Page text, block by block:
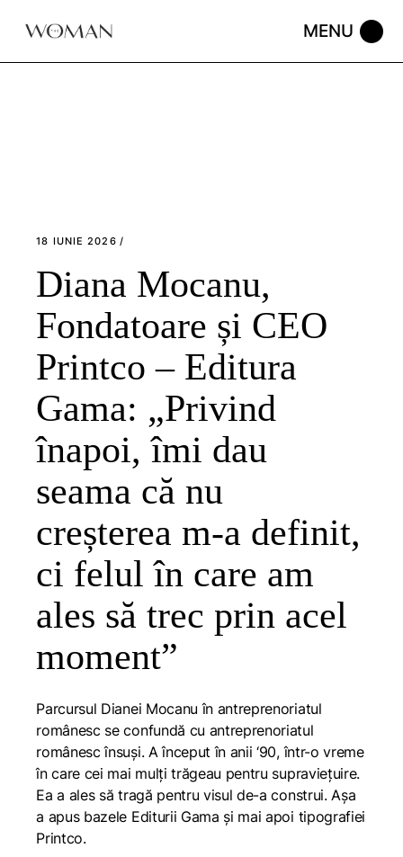
18 IUNIE 2026
Diana Mocanu,
Fondatoare și CEO
Printco – Editura
Gama: „Privind
înapoi, îmi dau
seama că nu
creșterea m-a definit,
ci felul în care am
ales să trec prin acel
moment”
Parcursul Dianei Mocanu în antreprenoriatul
românesc se confundă cu antreprenoriatul
românesc însuși. A început în anii ‘90, într-o vreme
în care cei mai mulți trăgeau pentru supraviețuire.
Ea a ales să tragă pentru visul de-a construi. Așa
a apus bazele Editurii Gama și mai apoi tipografiei
Printco.